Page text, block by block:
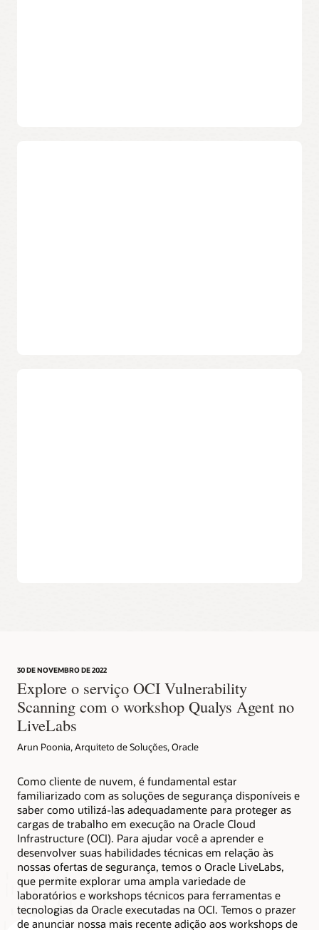
30 DE NOVEMBRO DE 2022
Explore o serviço OCI Vulnerability
Scanning com o workshop Qualys Agent no
LiveLabs
Arun Poonia, Arquiteto de Soluções, Oracle
Como cliente de nuvem, é fundamental estar
familiarizado com as soluções de segurança disponíveis e
saber como utilizá-las adequadamente para proteger as
cargas de trabalho em execução na Oracle Cloud
Infrastructure (OCI). Para ajudar você a aprender e
desenvolver suas habilidades técnicas em relação às
nossas ofertas de segurança, temos o Oracle LiveLabs,
que permite explorar uma ampla variedade de
laboratórios e workshops técnicos para ferramentas e
tecnologias da Oracle executadas na OCI. Temos o prazer
de anunciar nossa mais recente adição aos workshops de